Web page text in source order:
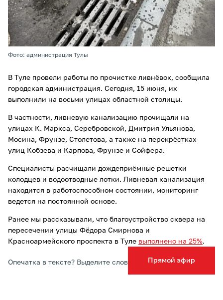
Прямой эфир
Фото: администрация Тулы
В Туле провели работы по прочистке ливнёвок, сообщила
городская администрация. Сегодня, 15 июня, их
выполнили на восьми улицах областной столицы.
В частности, ливневую канализацию прочищали на
улицах К. Маркса, Серебровской, Дмитрия Ульянова,
Мосина, Фрунзе, Столетова, а также на перекрёстках
улиц Кобзева и Карпова, Фрунзе и Сойфера.
Специалисты расчищали дождеприёмные решетки
колодцев и водоотводные лотки. Ливневая канализация
находится в работоспособном состоянии, мониторинг
ведется на постоянной основе.
Ранее мы рассказывали, что благоустройство сквера на
пересечении улицы Фёдора Смирнова и
Красноармейского проспекта в Туле выполнено на 25%.
Опечатка в тексте? Выделите слово и нажмите Ctrl+Enter